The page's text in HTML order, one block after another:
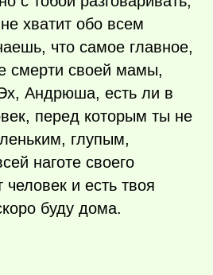
хватит обо всем
что самое главное,
смерти своей мамы,
Андрюша, есть ли в
перед которым ты не
глупым,
наготе своего
человек и есть твоя
буду дома.